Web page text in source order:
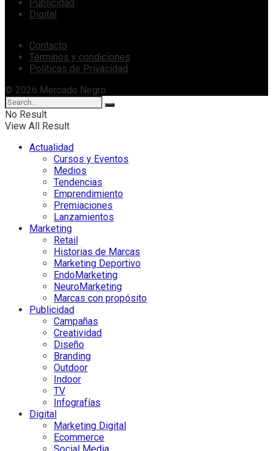
Publicidad
Digital
Contacto
Términos y condiciones
Políticas de Privacidad
© 2026 Mercado Negro
No Result
View All Result
Actualidad
Cursos y Eventos
Medios
Tendencias
Emprendimiento
Premiaciones
Lanzamientos
Marketing
Retail
Historias de Marcas
Marketing Deportivo
EndoMarketing
NeuroMarketing
Marcas con propósito
Publicidad
Campañas
Creatividad
Diseño
Branding
Outdoor
Indoor
TV
Infografías
Digital
Marketing Digital
Ecommerce